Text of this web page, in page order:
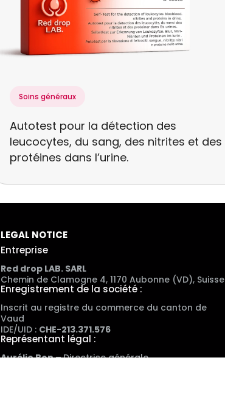
Soins généraux
Autotest pour la détection des
leucocytes, du sang, des nitrites et des
protéines dans l’urine.
LEGAL NOTICE
Entreprise
Red drop LAB. SARL
Chemin de Clamogne 4, 1170 Aubonne (VD), Suisse
Enregistrement de la société :
Inscrit au registre du commerce du canton de
Vaud
IDE/UID : CHE-213.371.576
Représentant légal :
Aurélie Bon –Directrice générale